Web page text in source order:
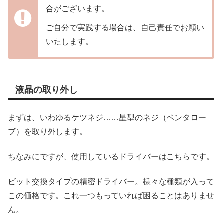
合がございます。
ご自分で実践する場合は、自己責任でお願い
いたします。
液晶の取り外し
まずは、いわゆるケツネジ……星型のネジ（ペンタロー
ブ）を取り外します。
ちなみにですが、使用しているドライバーはこちらです。
ビット交換タイプの精密ドライバー。様々な種類が入って
この価格です。これ一つもっていれば困ることはありませ
ん。